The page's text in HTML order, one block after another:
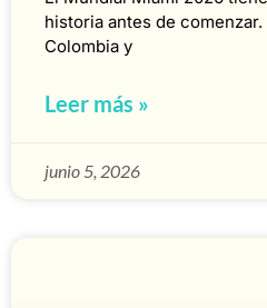
historia antes de comenzar.
Colombia y
Leer más »
junio 5, 2026